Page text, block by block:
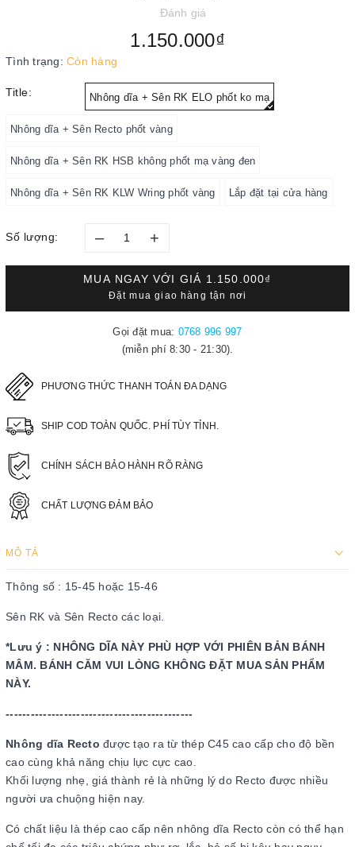
Đánh giá
1.150.000₫
Tình trạng: Còn hàng
Title: Nhông dĩa + Sên RK ELO phốt ko mạ
Nhông dĩa + Sên Recto phốt vàng
Nhông dĩa + Sên RK HSB không phốt mạ vàng đen
Nhông dĩa + Sên RK KLW Wring phốt vàng Lắp đặt tại cửa hàng
Số lượng: – +
MUA NGAY VỚI GIÁ 1.150.000₫
Đặt mua giao hàng tận nơi
Gọi đặt mua: 0768 996 997
(miễn phí 8:30 - 21:30).
PHƯƠNG THỨC THANH TOÁN ĐA DẠNG
SHIP COD TOÀN QUỐC. PHÍ TÙY TỈNH.
CHÍNH SÁCH BẢO HÀNH RÕ RÀNG
CHẤT LƯỢNG ĐẢM BẢO
MÔ TẢ
Thông số : 15-45 hoặc 15-46
Sên RK và Sên Recto các loại.
*Lưu ý : NHÔNG DĨA NÀY PHÙ HỢP VỚI PHIÊN BẢN BÁNH
MÂM. BÁNH CĂM VUI LÒNG KHÔNG ĐẶT MUA SẢN PHẨM
NÀY.
---------------------------------------------
Nhông dĩa Recto được tạo ra từ thép C45 cao cấp cho độ bền
cao cùng khả năng chịu lực cực cao.
Khối lượng nhẹ, giá thành rẻ là những lý do Recto được nhiều
người ưa chuộng hiện nay.
Có chất liệu là thép cao cấp nên nhông dĩa Recto còn có thể hạn